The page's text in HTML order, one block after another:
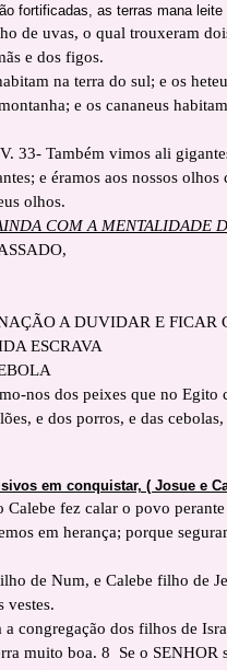
fortificadas, as terras mana
de uvas, o qual trouxeram
e dos figos.
na terra do sul; e os
e os cananeus
33- Também vimos ali
e éramos aos nossos
olhos.
COM A MENTALIDADE
A DUVIDAR E FICAR
ESCRAVA
nos dos peixes que no Egito
e dos porros, e das
em conquistar, ( Josue e
Calebe fez calar o povo
em herança; porque
de Num, e Calebe filho de
vestes.
congregação dos filhos de
muito boa. 8 Se o SENHOR